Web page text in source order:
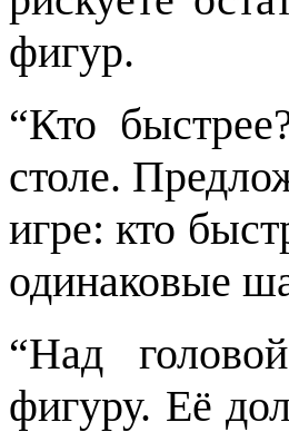
фигур.
“Кто
столе.
игре: кто
одинаковые
“Над
фигуру. Её